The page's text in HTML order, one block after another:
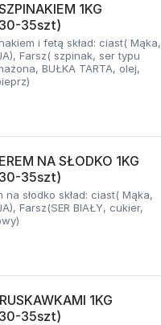
1KG
30-35szt)
i fetą skład: ciast( Mąka,
Farsz( szpinak, ser typu
BUŁKA TARTA, olej,
NA SŁODKO 1KG
30-35szt)
na słodko skład: ciast( Mąka,
Farsz(SER BIAŁY, cukier,
1KG
30-35szt)